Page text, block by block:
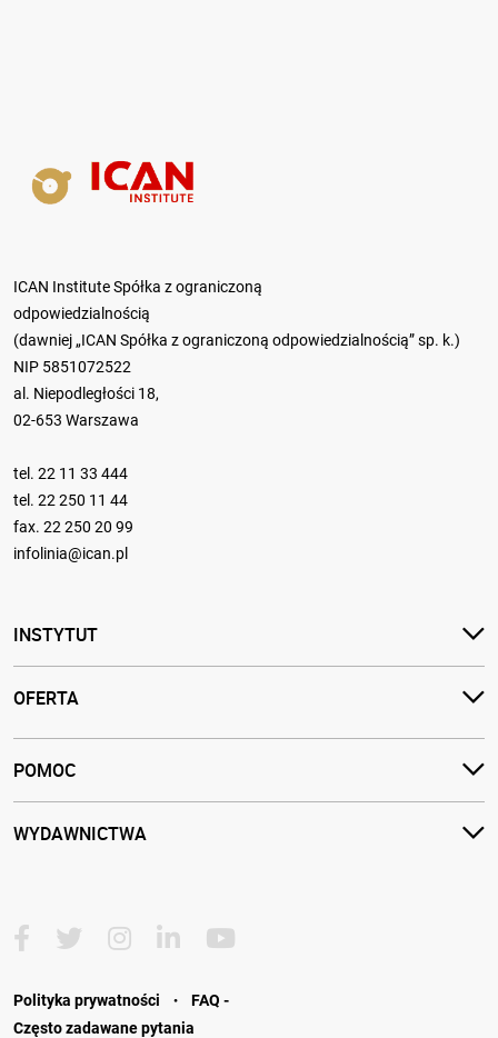
ICAN Institute Spółka z ograniczoną
odpowiedzialnością
(dawniej „ICAN Spółka z ograniczoną odpowiedzialnością” sp. k.)
NIP 5851072522
al. Niepodległości 18,
02-653 Warszawa
tel. 22 11 33 444
tel. 22 250 11 44
fax. 22 250 20 99
infolinia@ican.pl
INSTYTUT
OFERTA
POMOC
WYDAWNICTWA
Polityka prywatności ·
FAQ -
Często zadawane pytania